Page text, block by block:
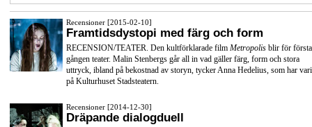
Recensioner [2015-02-10]
Framtidsdystopi med färg och form
RECENSION/TEATER. Den kultförklarade film Metropolis blir för första
gången teater. Malin Stenbergs går all in vad gäller färg, form och stora
uttryck, ibland på bekostnad av storyn, tycker Anna Hedelius, som har
på Kulturhuset Stadsteatern.
Recensioner [2014-12-30]
Dräpande dialogduell